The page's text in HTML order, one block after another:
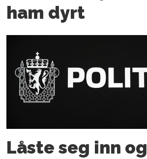
ham dyrt
Låste seg inn